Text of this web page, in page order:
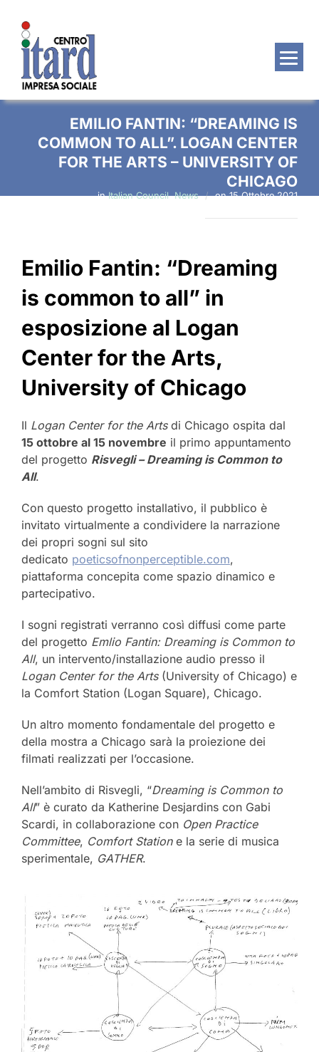
contenuto
EMILIO FANTIN: “DREAMING IS
COMMON TO ALL”. LOGAN CENTER
FOR THE ARTS – UNIVERSITY OF
CHICAGO
inItalian Council,News onPubblicato
15 Ottobre 2021
Emilio Fantin: “Dreaming
is common to all” in
esposizione al Logan
Center for the Arts,
University of Chicago
Il Logan Center for the Arts di Chicago ospita dal
15 ottobre al 15 novembre il primo appuntamento
del progetto Risvegli – Dreaming is Common to
All.
Con questo progetto installativo, il pubblico è
invitato virtualmente a condividere la narrazione
dei propri sogni sul sito
dedicato poeticsofnonperceptible.com,
piattaforma concepita come spazio dinamico e
partecipativo.
I sogni registrati verranno così diffusi come parte
del progetto Emlio Fantin: Dreaming is Common to
All, un intervento/installazione audio presso il
Logan Center for the Arts(University of Chicago) e
la Comfort Station (Logan Square), Chicago.
Un altro momento fondamentale del progetto e
della mostra a Chicago sarà la proiezione dei
filmati realizzati per l’occasione.
Nell’ambito di Risvegli, “Dreaming is Common to
All” è curato da Katherine Desjardins con Gabi
Scardi, in collaborazione con Open Practice
Committee, Comfort Statione la serie di musica
sperimentale, GATHER.